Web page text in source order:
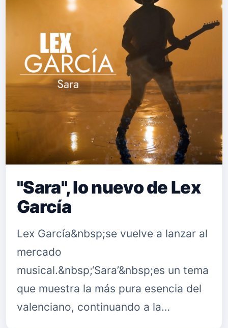
"Sara", lo nuevo de Lex
García
Lex García&nbsp;se vuelve a lanzar al
mercado
musical.&nbsp;‘Sara’&nbsp;es un tema
que muestra la más pura esencia del
valenciano, continuando a la